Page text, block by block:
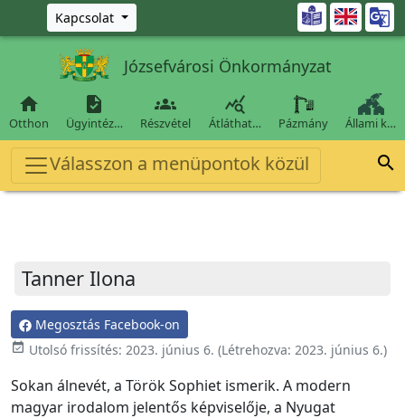
Ugrás a fő tartalomra
Kapcsolat 
Józsefvárosi Önkormányzat

Otthon

Ügyintéz…

Részvétel

Átláthat… Pázmány Állami k…
Válasszon a menüpontok közül 
Tanner Ilona
Megosztás Facebook-on
event_available Utolsó frissítés: 2023. június 6. (Létrehozva: 2023. június 6.)
Sokan álnevét, a Török Sophiet ismerik. A modern
magyar irodalom jelentős képviselője, a Nyugat